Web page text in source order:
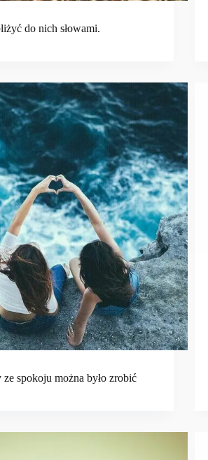
do nich słowami.
spokoju można było zrobić